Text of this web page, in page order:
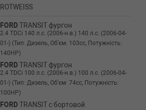
ROTWEISS
FORDTRANSIT фургон
2.4 TDCi 140 л.с. (2006-н.в.) 140 л.с. (2006-04-
01-) (Тип: Дизель, Об'єм: 103cc, Потужність:
140HP)
FORDTRANSIT фургон
2.4 TDCi 100 л.с. (2006-н.в.) 100 л.с. (2006-04-
01-) (Тип: Дизель, Об'єм: 74cc, Потужність:
100HP)
FORDTRANSIT c бортовой